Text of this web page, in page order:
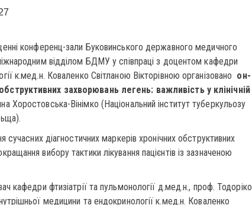
конференц-зали Буковинського державного медичного
відділом БДМУ у співпраці з доцентом кафедри
к.мед.н. Коваленко Світланою Вікторівною організовано он-
захворювань легень: важливість у клінічній
Хоростовська-Вінімко (Національний інститут туберкульозу
сучасних діагностичних маркерів хронічних обструктивних
вибору тактики лікування пацієнтів із зазначеною
кафедри фтизіатрії та пульмонології д.мед.н., проф. Тодоріко
медицини та ендокринології к.мед.н. Коваленко